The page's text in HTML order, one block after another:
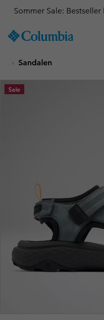
TO
SKIP
MAIN
NAV
Sommer Sale:
Sandalen
Sale